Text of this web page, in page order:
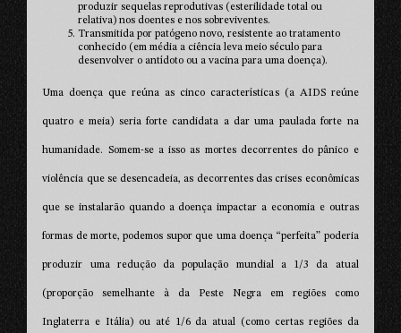
produzir sequelas reprodutivas (esterilidade total ou
relativa) nos doentes e nos sobreviventes.
Transmitida por patógeno novo, resistente ao tratamento
conhecido (em média a ciência leva meio século para
desenvolver o antídoto ou a vacina para uma doença).
Uma doença que reúna as cinco características (a AIDS reúne
quatro e meia) seria forte candidata a dar uma paulada forte na
humanidade. Somem-se a isso as mortes decorrentes do pânico e
violência que se desencadeia, as decorrentes das crises econômicas
que se instalarão quando a doença impactar a economia e outras
formas de morte, podemos supor que uma doença “perfeita” poderia
produzir uma redução da população mundial a 1/3 da atual
(proporção semelhante à da Peste Negra em regiões como
Inglaterra e Itália) ou até 1/6 da atual (como certas regiões da